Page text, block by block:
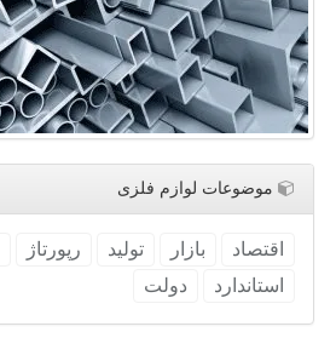
موضوعات لوازم فلزی
اقتصاد بازار تولید رپورتاژ
استاندارد
دولت